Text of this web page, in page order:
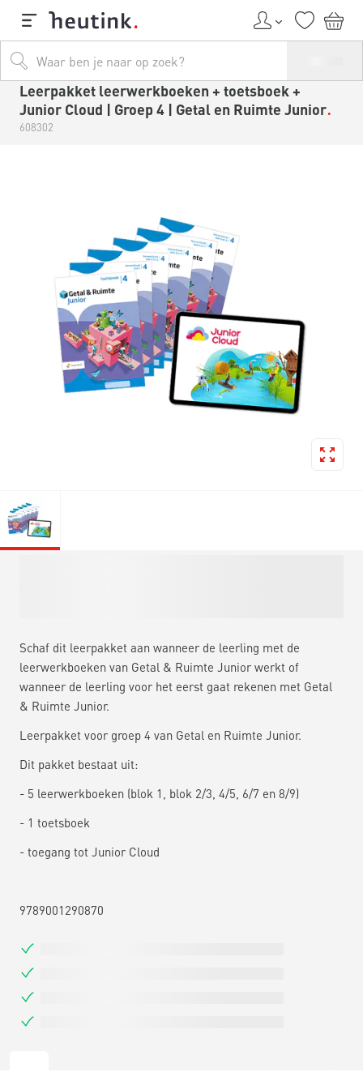
Leerpakket leerwerkboeken + toetsboek +
Junior Cloud | Groep 4 | Getal en Ruimte Junior
608302
Schaf dit leerpakket aan wanneer de leerling met de
leerwerkboeken van Getal & Ruimte Junior werkt of
wanneer de leerling voor het eerst gaat rekenen met Getal
& Ruimte Junior.
Leerpakket voor groep 4 van Getal en Ruimte Junior.
Dit pakket bestaat uit:
- 5 leerwerkboeken (blok 1, blok 2/3, 4/5, 6/7 en 8/9)
- 1 toetsboek
- toegang tot Junior Cloud
9789001290870